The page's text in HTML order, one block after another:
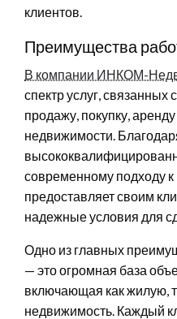
клиентов.
Преимущества
В компании ИНКОМ-
спектр услуг,
продажу, покупку,
недвижимости.
современному подходу
предоставляет своим
надежные условия для
Одно из главных
— это огромная база
включающая как жилую,
недвижимость. Каждый